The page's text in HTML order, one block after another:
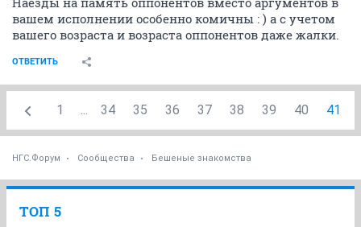
вашем исполнении особенно комичны : ) а с учетом
вашего возраста и возраста оппонентов даже жалки.
ОТВЕТИТЬ
1 ... 34 35 36 37 38 39 40 41
НГС.Форум Сообщества Бешеные знакомства
ТОП 5